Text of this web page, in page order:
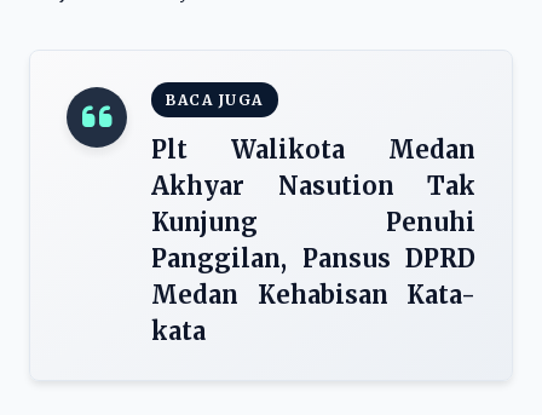
BACA JUGA
Plt Walikota Medan
Akhyar Nasution Tak
Kunjung Penuhi
Panggilan, Pansus DPRD
Medan Kehabisan Kata-
kata